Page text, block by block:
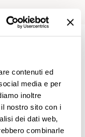
contenuti ed
media e per
inoltre
nostro sito con i
dei dati web,
combinarle